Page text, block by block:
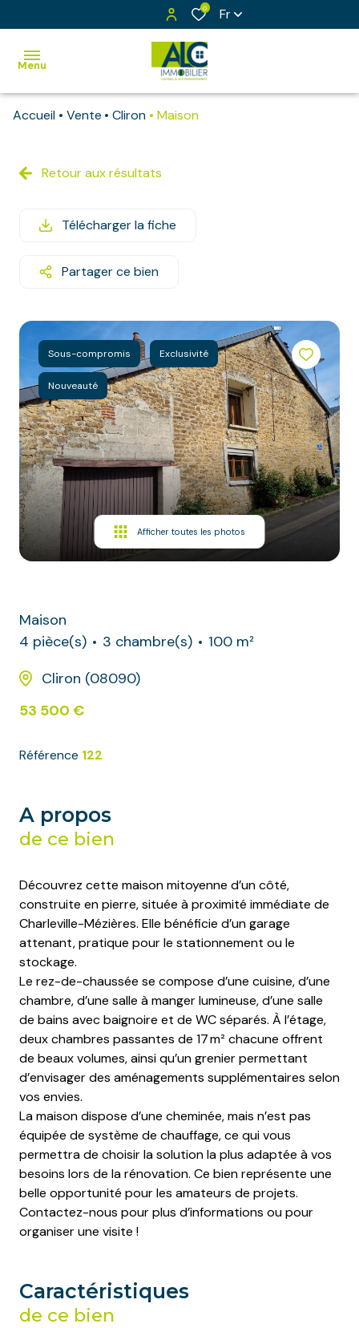
0 Fr
Menu
Maisons
Bâtiments
Immeubles
Terrains
à bâtir
Autres
Immobilier
professionnel
Exclusivités
Notre
Contact
Accueil Vente Cliron Maison
Retour aux résultats
Télécharger la fiche
Partager ce bien
Sous-compromis Exclusivité
Nouveauté
Afficher toutes les photos
Maison
4 pièce(s)
3 chambre(s)
100 m²
Cliron (08090)
53 500 €
Référence 122
A propos
de ce bien
Découvrez cette maison mitoyenne d’un côté,
construite en pierre, située à proximité immédiate de
Charleville-Mézières. Elle bénéficie d’un garage
attenant, pratique pour le stationnement ou le
stockage.
Le rez-de-chaussée se compose d’une cuisine, d’une
chambre, d’une salle à manger lumineuse, d’une salle
de bains avec baignoire et de WC séparés. À l’étage,
deux chambres passantes de 17 m² chacune offrent
de beaux volumes, ainsi qu’un grenier permettant
d’envisager des aménagements supplémentaires selon
vos envies.
La maison dispose d’une cheminée, mais n’est pas
équipée de système de chauffage, ce qui vous
permettra de choisir la solution la plus adaptée à vos
besoins lors de la rénovation. Ce bien représente une
belle opportunité pour les amateurs de projets.
Contactez-nous pour plus d’informations ou pour
organiser une visite !
Caractéristiques
de ce bien